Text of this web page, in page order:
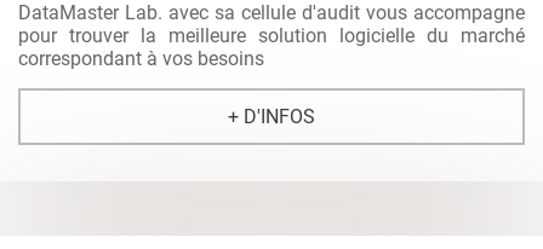
DataMaster Lab. avec sa cellule d'audit vous accompagne
pour trouver la meilleure solution logicielle du marché
correspondant à vos besoins
+ D'INFOS